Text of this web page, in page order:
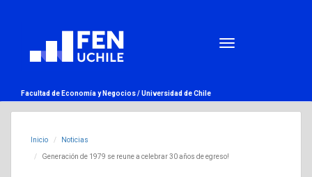
Facultad de Economía y Negocios /Universidad de Chile
Inicio Noticias
Generación de 1979 se reune a celebrar 30 años de egreso!